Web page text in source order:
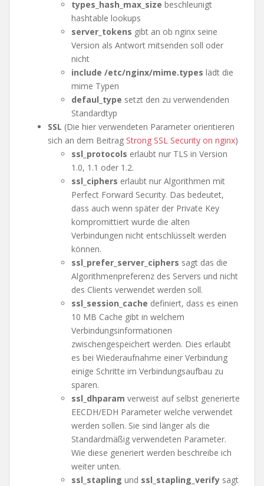
types_hash_max_size beschleunigt
hashtable lookups
server_tokens gibt an ob nginx seine
Version als Antwort mitsenden soll oder
nicht
include /etc/nginx/mime.types lädt die
mime Typen
defaul_type setzt den zu verwendenden
Standardtyp
SSL (Die hier verwendeten Parameter orientieren
sich an dem Beitrag Strong SSL Security on nginx)
ssl_protocols erlaubt nur TLS in Version
1.0, 1.1 oder 1.2.
ssl_ciphers erlaubt nur Algorithmen mit
Perfect Forward Security. Das bedeutet,
dass auch wenn später der Private Key
kompromittiert wurde die alten
Verbindungen nicht entschlüsselt werden
können.
ssl_prefer_server_ciphers sagt das die
Algorithmenpreferenz des Servers und nicht
des Clients verwendet werden soll.
ssl_session_cache definiert, dass es einen
10 MB Cache gibt in welchem
Verbindungsinformationen
zwischengespeichert werden. Dies erlaubt
es bei Wiederaufnahme einer Verbindung
einige Schritte im Verbindungsaufbau zu
sparen.
ssl_dhparam verweist auf selbst generierte
EECDH/EDH Parameter welche verwendet
werden sollen. Sie sind länger als die
Standardmäßig verwendeten Parameter.
Wie diese generiert werden beschreibe ich
weiter unten.
ssl_stapling und ssl_stapling_verify sagt